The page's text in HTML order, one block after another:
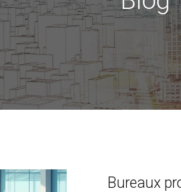
Bureaux